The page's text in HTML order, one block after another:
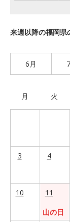
来週以降の福岡県
6月
月 火
3 4
10
11
山の日